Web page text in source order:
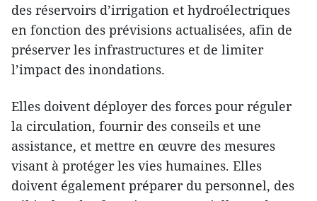
des réservoirs d’irrigation et hydroélectriques
en fonction des prévisions actualisées, afin de
préserver les infrastructures et de limiter
l’impact des inondations.
Elles doivent déployer des forces pour réguler
la circulation, fournir des conseils et une
assistance, et mettre en œuvre des mesures
visant à protéger les vies humaines. Elles
doivent également préparer du personnel, des